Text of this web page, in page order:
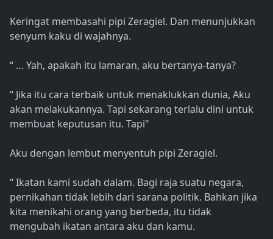
Keringat membasahi pipi Zeragiel. Dan menunjukkan
senyum kaku di wajahnya.
“ … Yah, apakah itu lamaran, aku bertanya-tanya?
“ Jika itu cara terbaik untuk menaklukkan dunia, Aku
akan melakukannya. Tapi sekarang terlalu dini untuk
membuat keputusan itu. Tapi"
Aku dengan lembut menyentuh pipi Zeragiel.
“ Ikatan kami sudah dalam. Bagi raja suatu negara,
pernikahan tidak lebih dari sarana politik. Bahkan jika
kita menikahi orang yang berbeda, itu tidak
mengubah ikatan antara aku dan kamu.